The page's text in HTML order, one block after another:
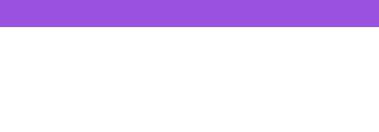
e inovação no Design
pets: inovação, design e branding no mercado pet